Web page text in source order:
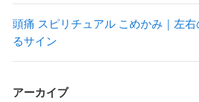
頭痛 スピリチュアル こめかみ｜左右
るサイン
アーカイブ